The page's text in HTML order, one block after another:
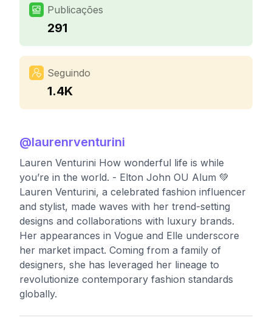
Publicações
291
Seguindo
1.4K
@laurenrventurini
Lauren Venturini How wonderful life is while
you’re in the world. - Elton John OU Alum 💚
Lauren Venturini, a celebrated fashion influencer
and stylist, made waves with her trend-setting
designs and collaborations with luxury brands.
Her appearances in Vogue and Elle underscore
her market impact. Coming from a family of
designers, she has leveraged her lineage to
revolutionize contemporary fashion standards
globally.